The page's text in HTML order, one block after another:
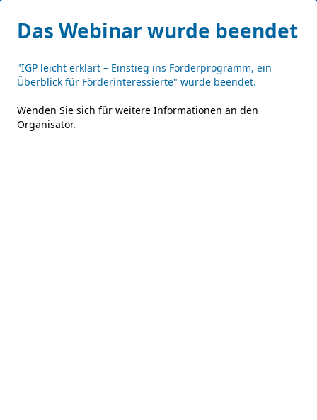
Das Webinar wurde beendet
"IGP leicht erklärt – Einstieg ins Förderprogramm, ein
Überblick für Förderinteressierte" wurde beendet.
Wenden Sie sich für weitere Informationen an den
Organisator.